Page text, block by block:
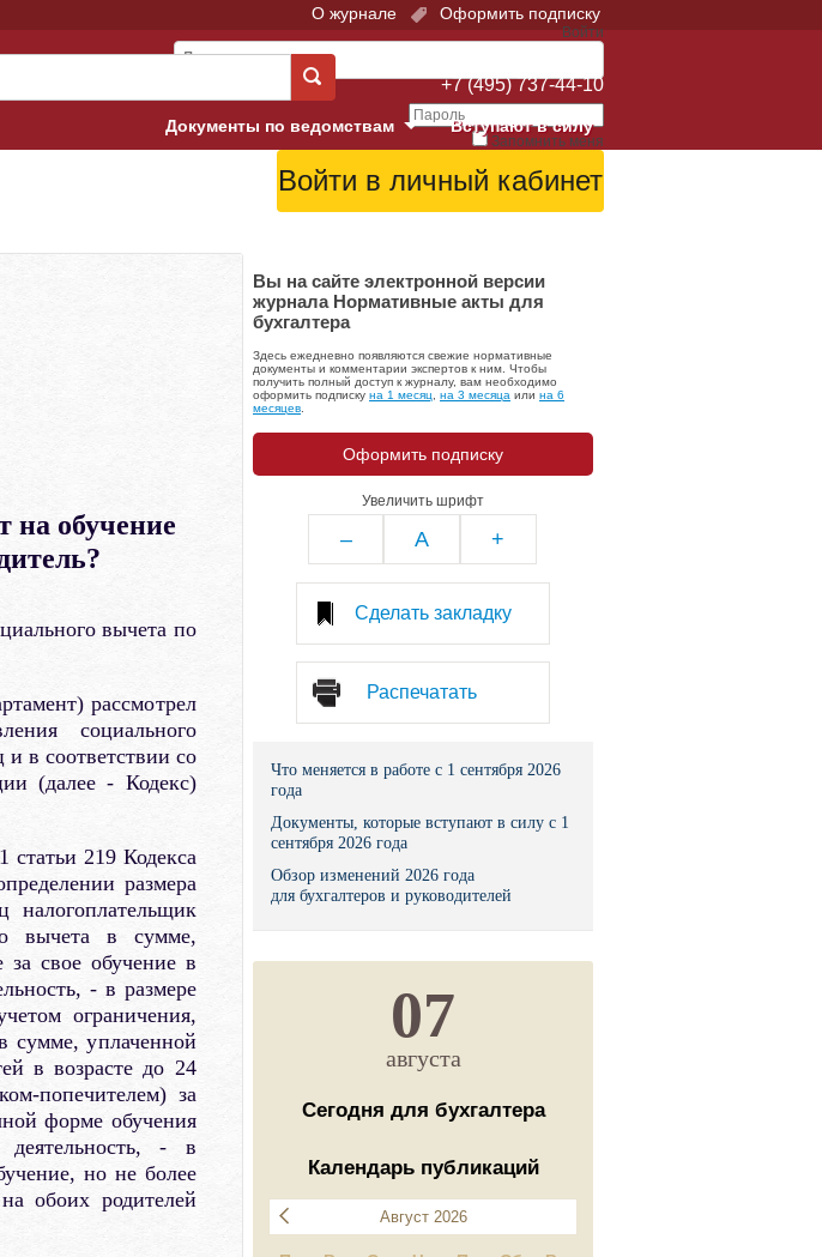
О журнале Оформить подписку
Войти
Запомнить меня
+7 (495) 737-44-10
Вступают в силу
Документы по ведомствам
Арбитражные суды
Верховный Суд
Гострудинспекция в г. Москве
Конституционный Суд
Пенсионный фонд
Правительство
Президент: законы и указы
Социальный фонд России
Суд общей юрисдикции
Федеральная налоговая служба
Фонд социального страхования
Остальные ведомства
на обучение
вычета по
рассмотрел
социального
в соответствии со
(далее - Кодекс)
статьи 219 Кодекса
размера
вычета в сумме,
за свое обучение в
- в размере
ограничения,
сумме, уплаченной
в возрасте до 24
попечителем) за
форме обучения
деятельность, - в
но не более
обоих родителей
Вы на сайте электронной версии
журнала Нормативные акты для
бухгалтера
Здесь ежедневно появляются свежие нормативные
документы и комментарии экспертов к ним. Чтобы
получить полный доступ к журналу, вам необходимо
оформить подписку на 1 месяц, на 3 месяца или на 6
месяцев.
Оформить подписку
Увеличить шрифт
– A +
Сделать закладку
Распечатать
Что меняется в работе с 1 сентября 2026
года
Документы, которые вступают в силу с 1
сентября 2026 года
Обзор изменений 2026 года
для бухгалтеров и руководителей
07
августа
Сегодня для бухгалтера
Календарь публикаций
Август 2026